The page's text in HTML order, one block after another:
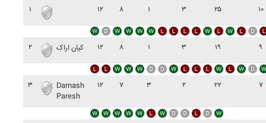
۱ ۱۲ ۸ ۱ ۳ ۲۵ ۱۰
۲ کيان اراک ۱۲ ۸ ۱ ۳ ۱۹ ۹
۳
Damash
Paresh
۱۲ ۷ ۳ ۲ ۲۲ ۷